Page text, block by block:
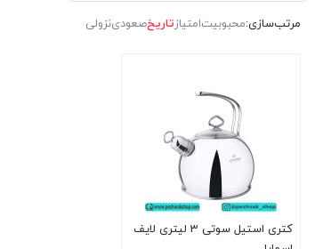
مرتب‌سازی:محبوبیتامتیازتاریخصعودینزولی
کتری استیل سوتی 3 لیتری لایف